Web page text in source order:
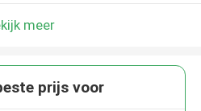
meer
prijs voor